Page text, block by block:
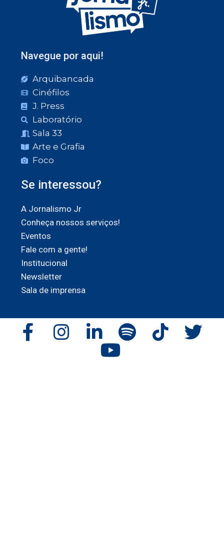
Navegue por aqui!
Arquibancada
Cinéfilos
J. Press
Laboratório
Sala 33
Arte e Grafia
Foco
Se interessou?
A Jornalismo Jr
Conheça nossos serviços!
Eventos
Fale com a gente!
Institucional
Newsletter
Sala de imprensa